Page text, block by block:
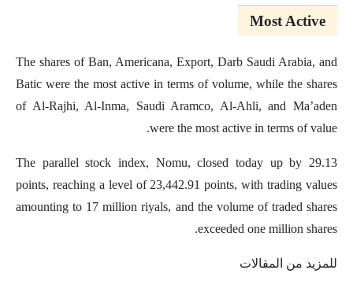
Most Active
The shares of Ban, Americana, Export, Darb Saudi Arabia, and
Batic were the most active in terms of volume, while the shares
of Al-Rajhi, Al-Inma, Saudi Aramco, Al-Ahli, and Ma’aden
were the most active in terms of value.
The parallel stock index, Nomu, closed today up by 29.13
points, reaching a level of 23,442.91 points, with trading values
amounting to 17 million riyals, and the volume of traded shares
exceeded one million shares.
للمزيد من المقالات